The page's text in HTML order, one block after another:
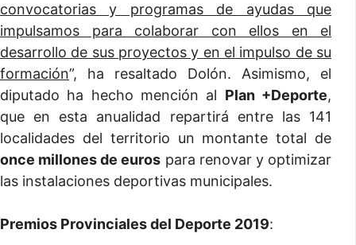
convocatorias y programas de ayudas que
impulsamos para colaborar con ellos en el
desarrollo de sus proyectos y en el impulso de su
formación”, ha resaltado Dolón. Asimismo, el
diputado ha hecho mención al Plan +Deporte,
que en esta anualidad repartirá entre las 141
localidades del territorio un montante total de
once millones de euros para renovar y optimizar
las instalaciones deportivas municipales.
Premios Provinciales del Deporte 2019: